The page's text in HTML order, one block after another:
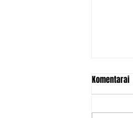
Komentarai